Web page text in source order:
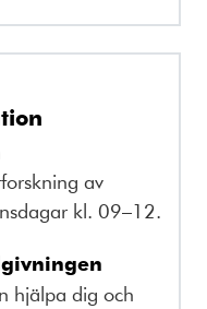
av
kl. 09–12.
hjälpa dig och